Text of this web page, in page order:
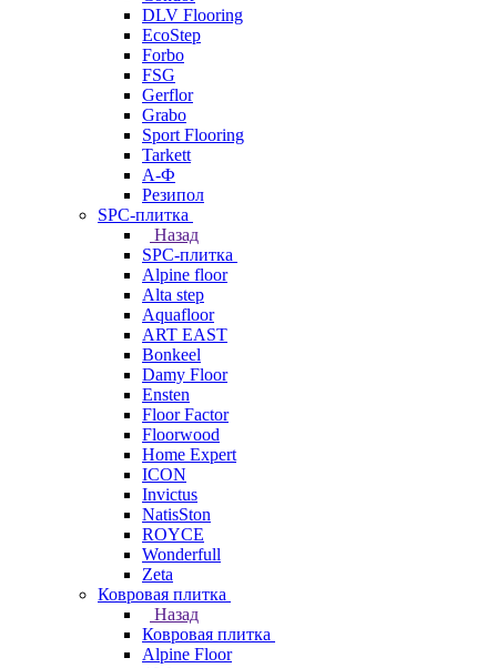
DLV Flooring
EcoStep
Forbo
FSG
Gerflor
Grabo
Sport Flooring
Tarkett
А-Ф
Резипол
SPC-плитка
Назад
SPC-плитка
Alpine floor
Alta step
Aquafloor
ART EAST
Bonkeel
Damy Floor
Ensten
Floor Factor
Floorwood
Home Expert
ICON
Invictus
NatisSton
ROYCE
Wonderfull
Zeta
Ковровая плитка
Назад
Ковровая плитка
Alpine Floor